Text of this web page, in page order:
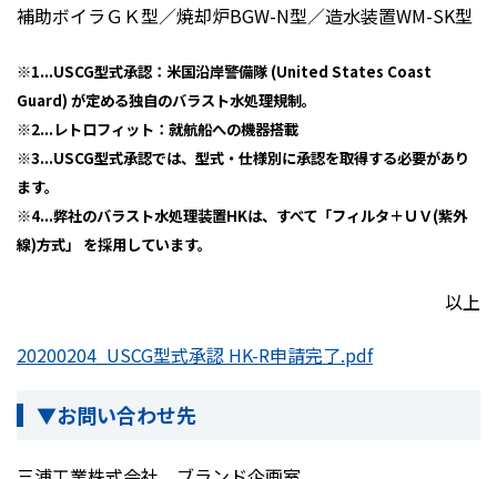
補助ボイラＧＫ型／焼却炉BGW-N型／造水装置WM-SK型
※1...USCG型式承認：米国沿岸警備隊 (United States Coast
Guard) が定める独自のバラスト水処理規制。
※2...レトロフィット：就航船への機器搭載
※3...USCG型式承認では、型式・仕様別に承認を取得する必要があり
ます。
※4...弊社のバラスト水処理装置HKは、すべて「フィルタ＋ＵＶ(紫外
線)方式」 を採用しています。
以上
20200204_USCG型式承認 HK-R申請完了.pdf
▼お問い合わせ先